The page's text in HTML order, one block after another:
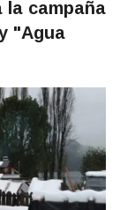
la campaña
"Agua